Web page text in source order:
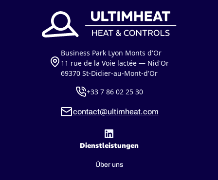
Business Park Lyon Monts d'Or
11 rue de la Voie lactée — Nid'Or
69370 St-Didier-au-Mont-d'Or
+33 7 86 02 25 30
contact@ultimheat.com
Dienstleistungen
Über uns